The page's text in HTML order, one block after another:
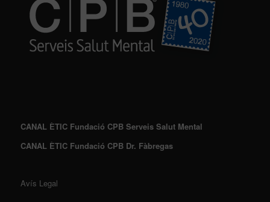
CANAL ÈTIC Fundació CPB Serveis Salut Mental
CANAL ÈTIC Fundació CPB Dr. Fàbregas
Avís Legal